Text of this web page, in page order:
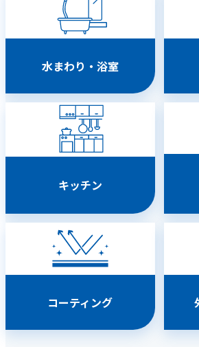
水まわり・浴室
キッチン
コーティング